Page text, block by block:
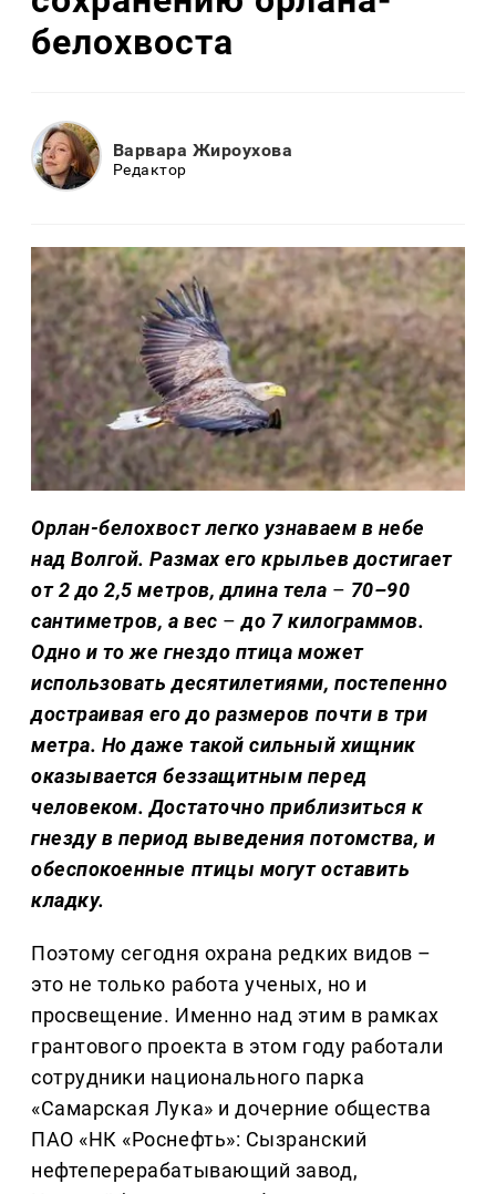
белохвоста
Варвара Жироухова
Редактор
Орлан-белохвост легко узнаваем в небе
над Волгой. Размах его крыльев достигает
от 2 до 2,5 метров, длина тела – 70–90
сантиметров, а вес – до 7 килограммов.
Одно и то же гнездо птица может
использовать десятилетиями, постепенно
достраивая его до размеров почти в три
метра. Но даже такой сильный хищник
оказывается беззащитным перед
человеком. Достаточно приблизиться к
гнезду в период выведения потомства, и
обеспокоенные птицы могут оставить
кладку.
Поэтому сегодня охрана редких видов –
это не только работа ученых, но и
просвещение. Именно над этим в рамках
грантового проекта в этом году работали
сотрудники национального парка
«Самарская Лука» и дочерние общества
ПАО «НК «Роснефть»: Сызранский
нефтеперерабатывающий завод,